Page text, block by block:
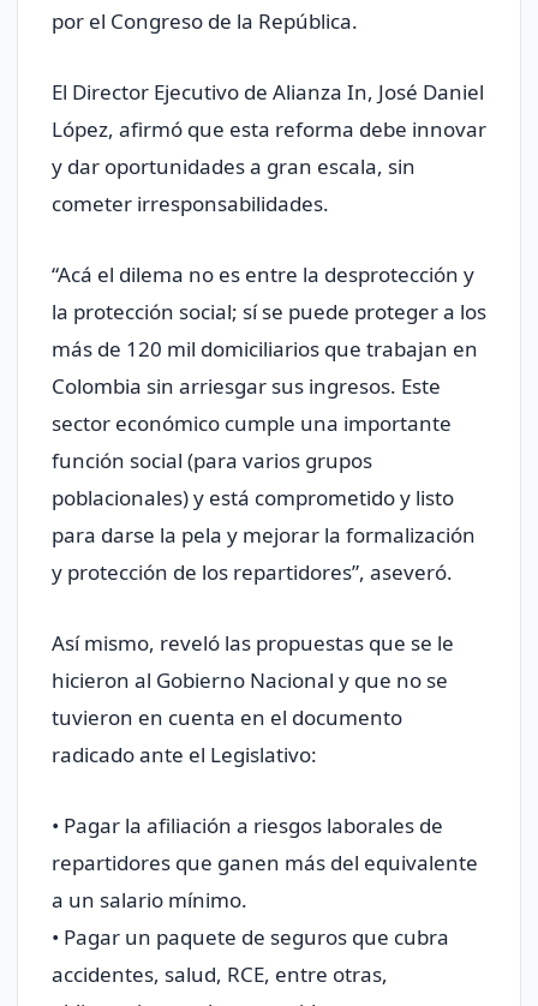
por el Congreso de la República.
El Director Ejecutivo de Alianza In, José Daniel
López, afirmó que esta reforma debe innovar
y dar oportunidades a gran escala, sin
cometer irresponsabilidades.
“Acá el dilema no es entre la desprotección y
la protección social; sí se puede proteger a los
más de 120 mil domiciliarios que trabajan en
Colombia sin arriesgar sus ingresos. Este
sector económico cumple una importante
función social (para varios grupos
poblacionales) y está comprometido y listo
para darse la pela y mejorar la formalización
y protección de los repartidores”, aseveró.
Así mismo, reveló las propuestas que se le
hicieron al Gobierno Nacional y que no se
tuvieron en cuenta en el documento
radicado ante el Legislativo:
• Pagar la afiliación a riesgos laborales de
repartidores que ganen más del equivalente
a un salario mínimo.
• Pagar un paquete de seguros que cubra
accidentes, salud, RCE, entre otras,